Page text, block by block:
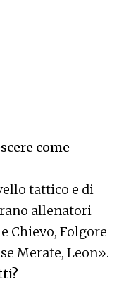
come
tattico e di
allenatori
Chievo, Folgore
Merate, Leon».